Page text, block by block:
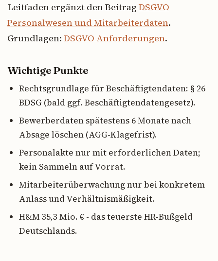
Leitfaden ergänzt den Beitrag DSGVO
Personalwesen und Mitarbeiterdaten.
Grundlagen: DSGVO Anforderungen.
Wichtige Punkte
Rechtsgrundlage für Beschäftigtendaten: § 26
BDSG (bald ggf. Beschäftigtendatengesetz).
Bewerberdaten spätestens 6 Monate nach
Absage löschen (AGG-Klagefrist).
Personalakte nur mit erforderlichen Daten;
kein Sammeln auf Vorrat.
Mitarbeiterüberwachung nur bei konkretem
Anlass und Verhältnismäßigkeit.
H&M 35,3 Mio. € - das teuerste HR-Bußgeld
Deutschlands.